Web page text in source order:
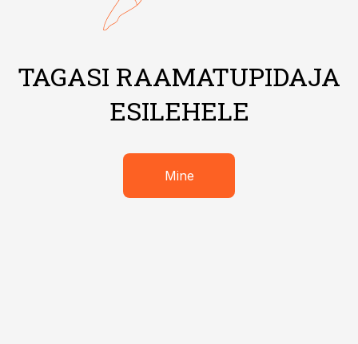
TAGASI RAAMATUPIDAJA
ESILEHELE
Mine